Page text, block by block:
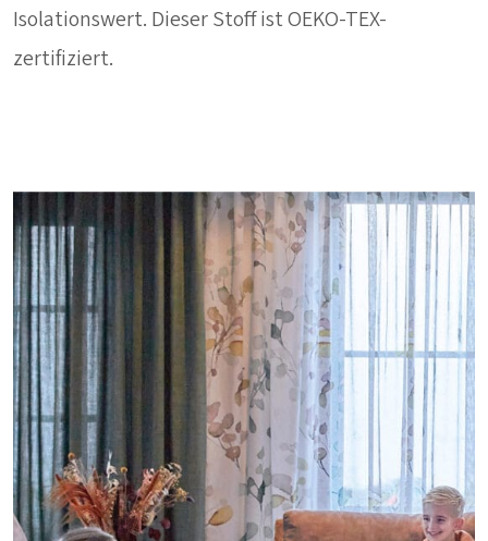
Isolationswert. Dieser Stoff ist OEKO-TEX-
zertifiziert.